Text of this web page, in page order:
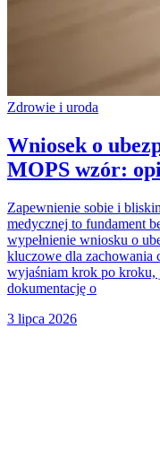
Zdrowie i uroda
Wniosek o
MOPS wzór:
Zapewnienie sobie i
medycznej to fundament
wypełnienie wniosku o
kluczowe dla zachowania
wyjaśniam krok po
dokumentację o
3 lipca 2026